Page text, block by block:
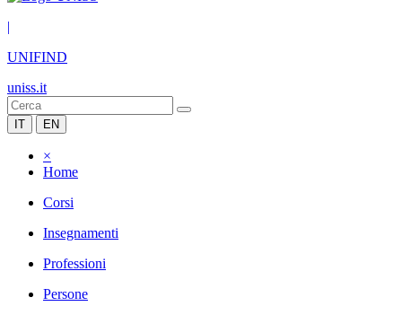
|
UNIFIND
uniss.it
IT EN
×
Home
Corsi
Insegnamenti
Professioni
Persone